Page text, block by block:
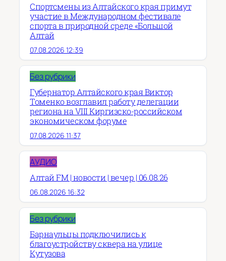
Спортсмены из Алтайского края примут
участие в Международном фестивале
спорта в природной среде «Большой
Алтай
07.08.2026 12:39
Без рубрики
Губернатор Алтайского края Виктор
Томенко возглавил работу делегации
региона на VIII Киргизско-российском
экономическом форуме
07.08.2026 11:37
АУДИО
Алтай FM | новости | вечер | 06.08.26
06.08.2026 16:32
Без рубрики
Барнаульцы подключились к
благоустройству сквера на улице
Кутузова